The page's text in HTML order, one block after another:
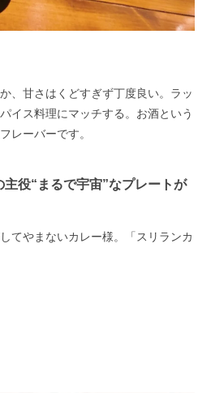
、甘さはくどすぎず丁度良い。ラッ
イス料理にマッチする。お酒という
レーバーです。
役“まるで宇宙”なプレートが
てやまないカレー様。「スリランカ